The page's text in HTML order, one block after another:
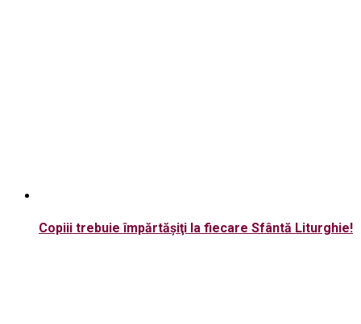
Copiii trebuie împărtăşiţi la fiecare Sfântă Liturghie!